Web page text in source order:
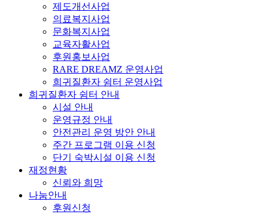
제도개선사업
의료복지사업
문화복지사업
교육자활사업
후원홍보사업
RARE DREAMZ 운영사업
희귀질환자 쉼터 운영사업
희귀질환자 쉼터 안내
시설 안내
운영규정 안내
안전관리 운영 방안 안내
주간 프로그램 이용 신청
단기 숙박시설 이용 신청
재정현황
신뢰와 희망
나눔안내
후원신청